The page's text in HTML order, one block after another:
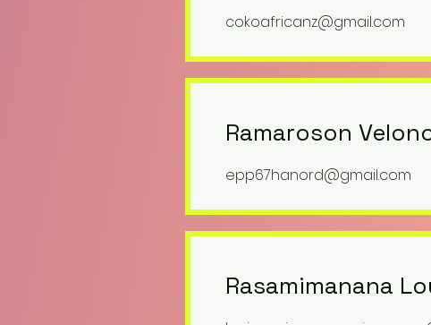
cokoafricanz@gmail.com
Ramaroson
epp67hanord@gmail.com
Rasamimanana